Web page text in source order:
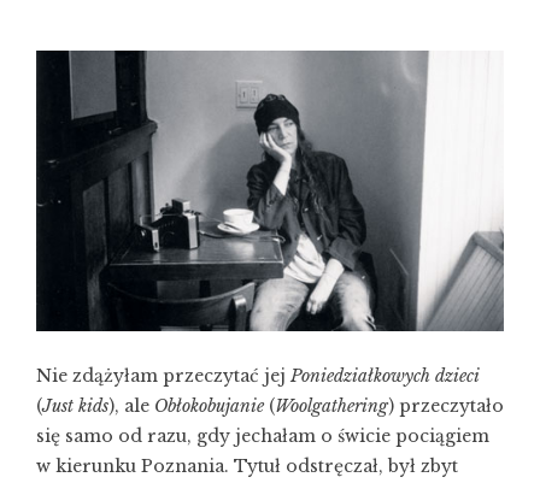
Nie zdążyłam przeczytać jej Poniedziałkowych dzieci
(Just kids), ale Obłokobujanie(Woolgathering) przeczytało
się samo od razu, gdy jechałam o świcie pociągiem
w kierunku Poznania. Tytuł odstręczał, był zbyt